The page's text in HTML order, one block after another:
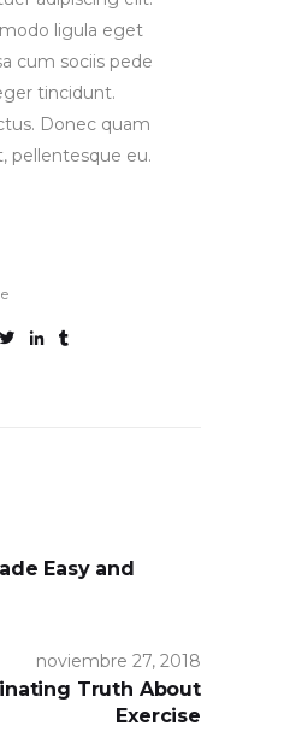
ligula eget
cum sociis pede
tincidunt.
Donec quam
pellentesque eu.
Easy and
noviembre 27, 2018
Truth About
Exercise